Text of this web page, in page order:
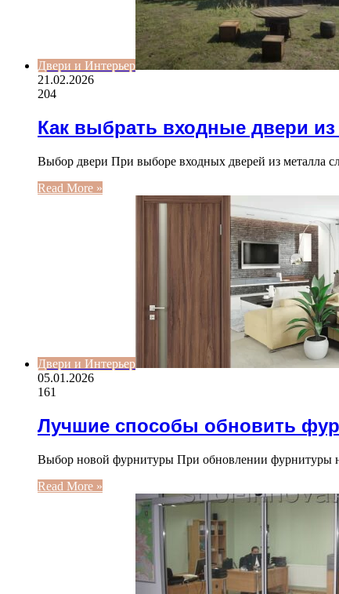
Двери и Интерьер
21.02.2026
204
Как выбрать входные двери из
Выбор двери При выборе входных дверей из металла
Read More »
Двери и Интерьер
05.01.2026
161
Лучшие способы обновить
Выбор новой фурнитуры При обновлении фурнитуры
Read More »